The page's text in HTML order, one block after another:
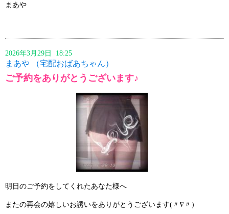
まあや
2026年3月29日 18:25
まあや （宅配おばあちゃん）
ご予約をありがとうございます♪
明日のご予約をしてくれたあなた様へ
またの再会の嬉しいお誘いをありがとうございます(〃∇〃）ゞ